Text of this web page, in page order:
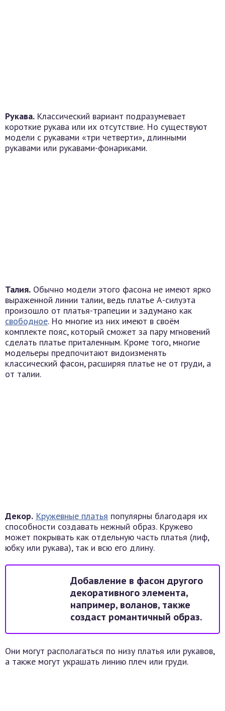
Рукава. Классический вариант подразумевает
короткие рукава или их отсутствие. Но существуют
модели с рукавами «три четверти», длинными
рукавами или рукавами-фонариками.
Талия. Обычно модели этого фасона не имеют ярко
выраженной линии талии, ведь платье А-силуэта
произошло от платья-трапеции и задумано как
свободное. Но многие из них имеют в своём
комплекте пояс, который сможет за пару мгновений
сделать платье приталенным. Кроме того, многие
модельеры предпочитают видоизменять
классический фасон, расширяя платье не от груди, а
от талии.
Декор. Кружевные платья популярны благодаря их
способности создавать нежный образ. Кружево
может покрывать как отдельную часть платья (лиф,
юбку или рукава), так и всю его длину.
Добавление в фасон другого
декоративного элемента,
например, воланов, также
создаст романтичный образ.
Они могут располагаться по низу платья или рукавов,
а также могут украшать линию плеч или груди.